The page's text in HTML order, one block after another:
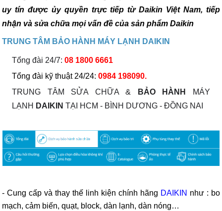
uy tín được ủy quyền trực tiếp từ Daikin Việt Nam, tiếp
nhận và sửa chữa mọi vấn đề của sản phẩm Daikin
TRUNG TÂM BẢO HÀNH MÁY LẠNH DAIKIN
Tổng đài 24/7:08 1800 6661
Tổng đài kỹ thuật 24/24: 0984 198090.
TRUNG TÂM SỬA CHỮA &
BẢO HÀNH
MÁY
LẠNH DAIKIN TẠI HCM - BÌNH DƯƠNG - ĐỒNG NAI
- Cung cấp và thay thế linh kiện chính hãng DAIKIN như : bo
mạch, cảm biến, quạt, block, dàn lạnh, dàn nóng…